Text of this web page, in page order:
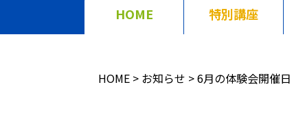
HOME 特別講座
HOME お知らせ 6月の体験会開催日